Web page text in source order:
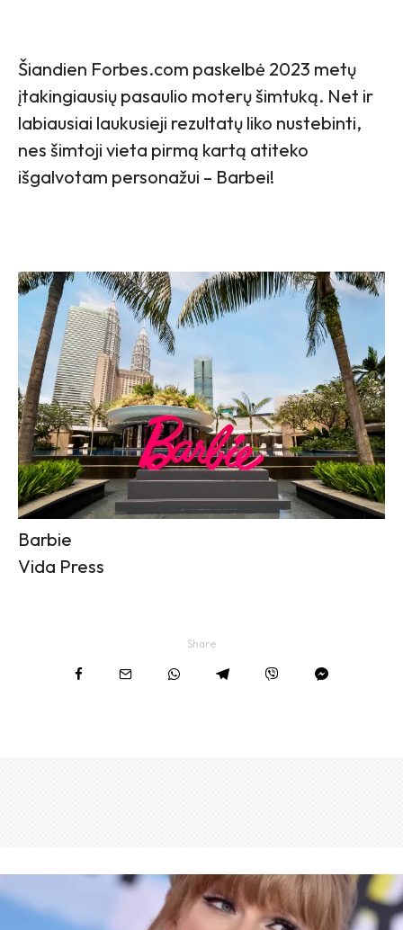
Šiandien Forbes.com paskelbė 2023 metų
įtakingiausių pasaulio moterų šimtuką. Net ir
labiausiai laukusieji rezultatų liko nustebinti,
nes šimtoji vieta pirmą kartą atiteko
išgalvotam personažui – Barbei!
Barbie
Vida Press
Share